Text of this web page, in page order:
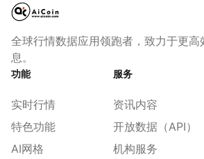
全球行情数据应用领跑者，致力于更
息。
功能
实时行情
特色功能
AI网格
服务
资讯内容
开放数据（API）
机构服务